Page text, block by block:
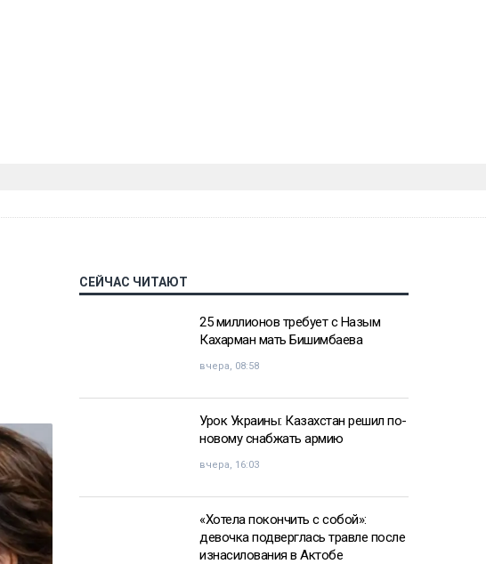
СЕЙЧАС ЧИТАЮТ
25 миллионов требует с Назым
Кахарман мать Бишимбаева
вчера, 08:58
Урок Украины: Казахстан решил по-
новому снабжать армию
вчера, 16:03
«Хотела покончить с собой»:
девочка подверглась травле после
изнасилования в Актобе